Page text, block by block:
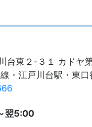
台東２-３１ カドヤ
・江戸川台駅・東口
翌5:00